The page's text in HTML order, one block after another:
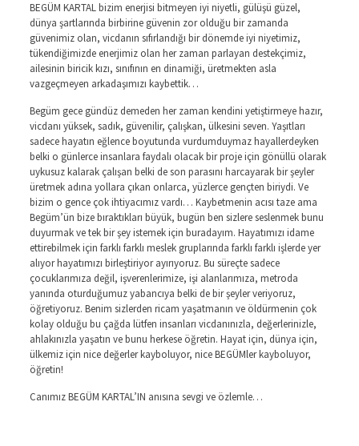
BEGÜM KARTAL bizim enerjisi bitmeyen iyi niyetli, gülüşü güzel,
dünya şartlarında birbirine güvenin zor olduğu bir zamanda
güvenimiz olan, vicdanın sıfırlandığı bir dönemde iyi niyetimiz,
tükendiğimizde enerjimiz olan her zaman parlayan destekçimiz,
ailesinin biricik kızı, sınıfının en dinamiği, üretmekten asla
vazgeçmeyen arkadaşımızı kaybettik…
Begüm gece gündüz demeden her zaman kendini yetiştirmeye hazır,
vicdanı yüksek, sadık, güvenilir, çalışkan, ülkesini seven. Yaşıtları
sadece hayatın eğlence boyutunda vurdumduymaz hayallerdeyken
belki o günlerce insanlara faydalı olacak bir proje için gönüllü olarak
uykusuz kalarak çalışan belki de son parasını harcayarak bir şeyler
üretmek adına yollara çıkan onlarca, yüzlerce gençten biriydi. Ve
bizim o gence çok ihtiyacımız vardı… Kaybetmenin acısı taze ama
Begüm’ün bize bıraktıkları büyük, bugün ben sizlere seslenmek bunu
duyurmak ve tek bir şey istemek için buradayım. Hayatımızı idame
ettirebilmek için farklı farklı meslek gruplarında farklı farklı işlerde yer
alıyor hayatımızı birleştiriyor ayırıyoruz. Bu süreçte sadece
çocuklarımıza değil, işverenlerimize, işi alanlarımıza, metroda
yanında oturduğumuz yabancıya belki de bir şeyler veriyoruz,
öğretiyoruz. Benim sizlerden ricam yaşatmanın ve öldürmenin çok
kolay olduğu bu çağda lütfen insanları vicdanınızla, değerlerinizle,
ahlakınızla yaşatın ve bunu herkese öğretin. Hayat için, dünya için,
ülkemiz için nice değerler kayboluyor, nice BEGÜMler kayboluyor,
öğretin!
Canımız BEGÜM KARTAL’IN anısına sevgi ve özlemle…